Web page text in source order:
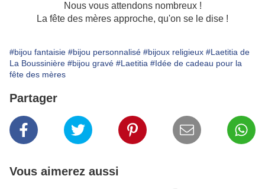
Nous vous attendons nombreux !
La fête des mères approche, qu'on se le dise !
#bijou fantaisie #bijou personnalisé #bijoux religieux #Laetitia de
La Boussinière #bijou gravé #Laetitia #Idée de cadeau pour la
fête des mères
Partager
Vous aimerez aussi